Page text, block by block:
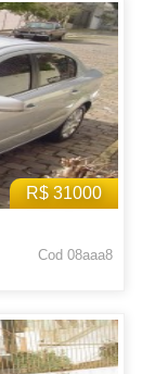
R$ 31000
Cod 08aaa8